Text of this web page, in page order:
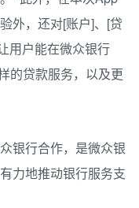
外，还对[账户]、[贷
用户能在微众银行
的贷款服务，以及更
银行合作，是微众银
力地推动银行服务支